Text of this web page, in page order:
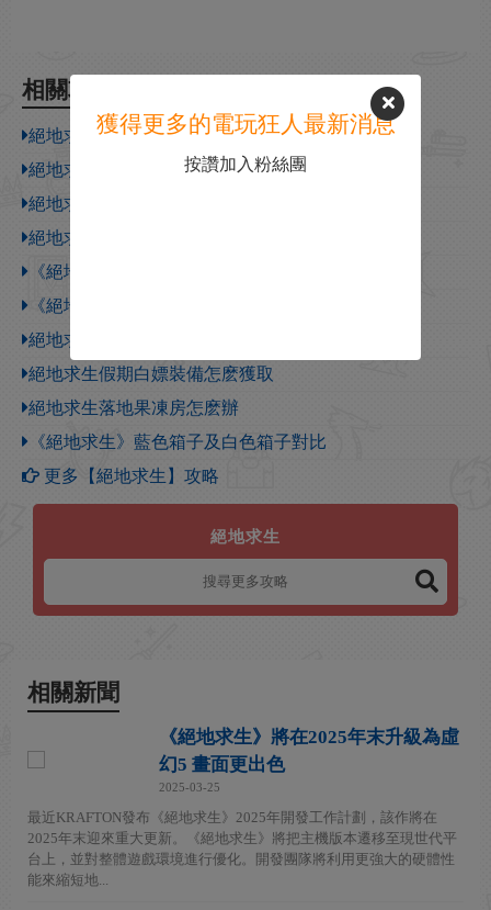
相關攻略
絕地求生41.2移除槍械一覽
絕地求生41.1地圖輪換報告
絕地求生41.1更新內容一覽
絕地求生怎麽走位開槍
《絕地求生》全武器傷害一覽
《絕地求生》安全區玩法
絕地求生vss好用嗎
絕地求生假期白嫖裝備怎麽獲取
絕地求生落地果凍房怎麽辦
《絕地求生》藍色箱子及白色箱子對比
更多【絕地求生】攻略
絕地求生
相關新聞
《絕地求生》將在2025年末升級為虛
幻5 畫面更出色
2025-03-25
最近KRAFTON發布《絕地求生》2025年開發工作計劃，該作將在
2025年末迎來重大更新。《絕地求生》將把主機版本遷移至現世代平
台上，並對整體遊戲環境進行優化。開發團隊將利用更強大的硬體性
能來縮短地...
獲得更多的電玩狂人最新消息
按讚加入粉絲團